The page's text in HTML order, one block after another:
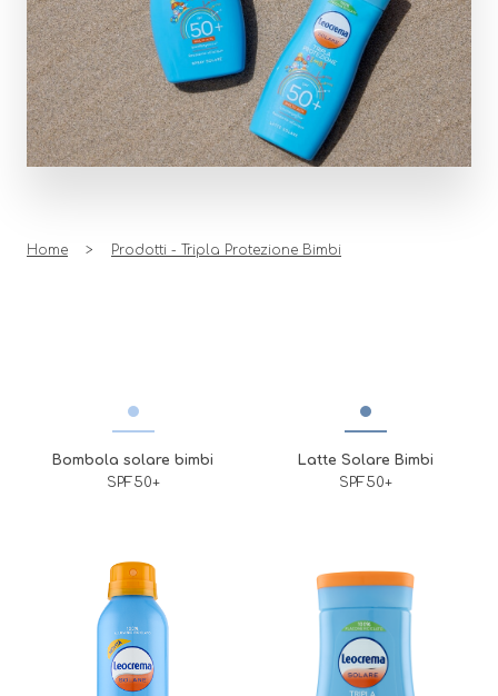
Home Prodotti - Tripla Protezione Bimbi
Bombola solare bimbi
SPF50+
Latte Solare Bimbi
SPF50+